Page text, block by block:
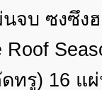
จบ ซงซึง
Roof
ทรู) 16 แ